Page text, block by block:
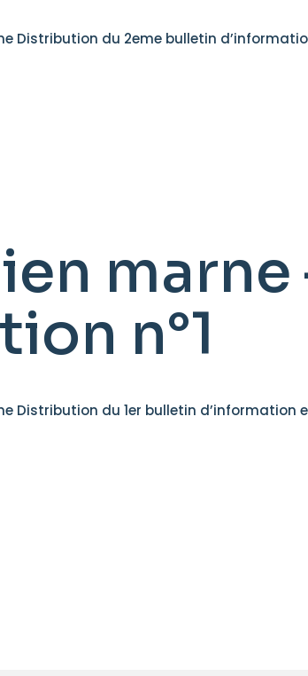
Distribution du 2eme bulletin
marne
n°1
Distribution du 1er bulletin d’information